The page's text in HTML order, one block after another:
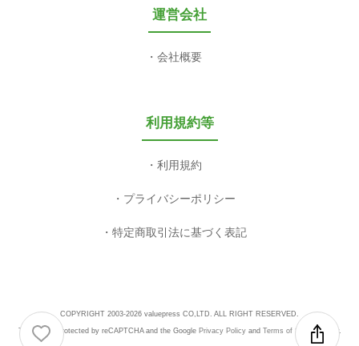
運営会社
会社概要
利用規約等
利用規約
プライバシーポリシー
特定商取引法に基づく表記
COPYRIGHT 2003-2026 valuepress CO,LTD. ALL RIGHT RESERVED.
This site is protected by reCAPTCHA and the Google Privacy Policyand Terms of Serviceapply.